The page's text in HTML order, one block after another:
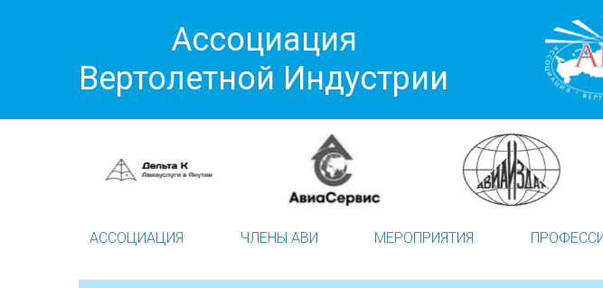
Ассоциация
Вертолетной Индустрии
АССОЦИАЦИЯ ЧЛЕНЫ АВИ МЕРОПРИЯТИЯ